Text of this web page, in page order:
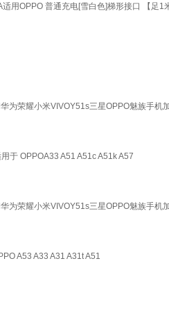
用OPPO 普通充电[雪白色]梯形接口 【足1
为荣耀小米VIVOY51s三星OPPO魅族手
于 OPPOA33 A51 A51c A51k A57
为荣耀小米VIVOY51s三星OPPO魅族手
A53 A33 A31 A31t A51